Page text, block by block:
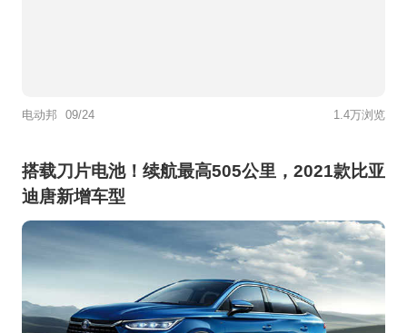
电动邦 09/24 1.4万浏览
搭载刀片电池！续航最高505公里，2021款比亚
迪唐新增车型